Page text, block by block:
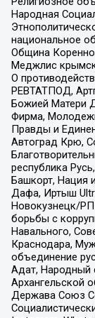
Народная
национальное
Община
Меджлис
О
РЕВТАТПОД,
Божией Матери
Фирма,
Правды и
Автоград Крю,
республика
Башкорт, Нация
Дафа, Иртыш
Новокузнецк/
борьбы с
Навального,
Краснодара,
объединение
Адат, Народный
Архангельской
Держава Союз